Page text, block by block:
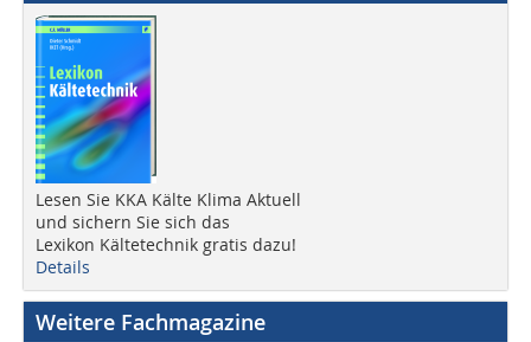
Lesen Sie KKA Kälte Klima Aktuell
und sichern Sie sich das
Lexikon Kältetechnik gratis dazu!
Details
Weitere Fachmagazine